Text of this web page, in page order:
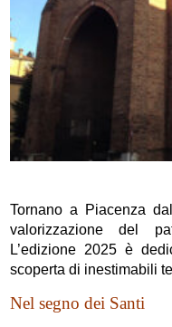
Tornano a Piacenza
valorizzazione del
L’edizione 2025 è
scoperta di inestimabili
Nel segno dei Santi